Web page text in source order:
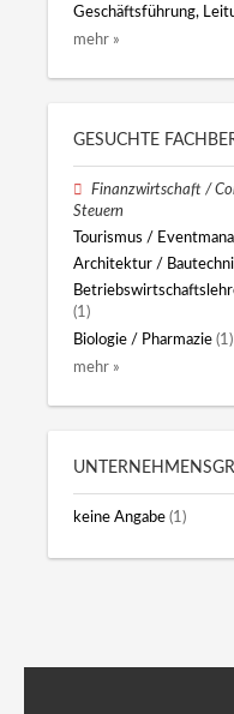
Geschäftsführung,
mehr »
GESUCHTE
Finanzwirtschaft /
Steuern
Tourismus /
Architektur /
(1)
Biologie / Pharmazie (1)
mehr »
keine Angabe (1)